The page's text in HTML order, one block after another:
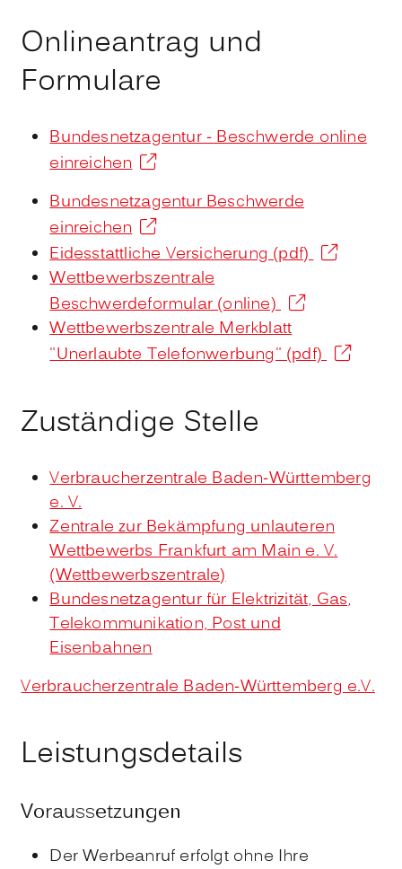
Onlineantrag und
Formulare
Bundesnetzagentur - Beschwerde online
einreichen
Bundesnetzagentur Beschwerde
einreichen
Eidesstattliche Versicherung (pdf)
Wettbewerbszentrale
Beschwerdeformular (online)
Wettbewerbszentrale Merkblatt
"Unerlaubte Telefonwerbung" (pdf)
Zuständige Stelle
Verbraucherzentrale Baden-Württemberg
e. V.
Zentrale zur Bekämpfung unlauteren
Wettbewerbs Frankfurt am Main e. V.
(Wettbewerbszentrale)
Bundesnetzagentur für Elektrizität, Gas,
Telekommunikation, Post und
Eisenbahnen
Verbraucherzentrale Baden-Württemberg e.V.
Leistungsdetails
Voraussetzungen
Der Werbeanruf erfolgt ohne Ihre